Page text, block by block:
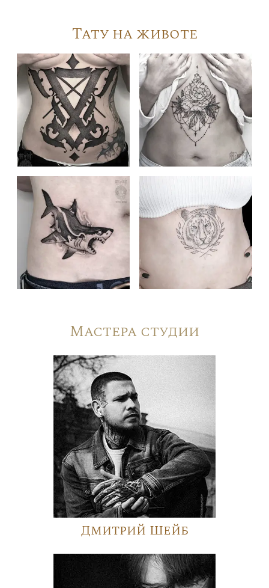
Тату на животе
Мастера студии
Дмитрий Шейб